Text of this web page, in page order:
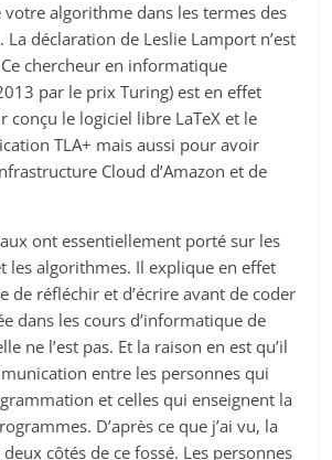
votre algorithme dans les termes des
La déclaration de Leslie Lamport n’est
chercheur en informatique
par le prix Turing) est en effet
conçu le logiciel libre LaTeX et le
TLA+ mais aussi pour avoir
Cloud d’Amazon et de
ont essentiellement porté sur les
les algorithmes. Il explique en effet
de réfléchir et d’écrire avant de coder
dans les cours d’informatique de
ne l’est pas. Et la raison en est qu’il
entre les personnes qui
et celles qui enseignent la
D’après ce que j’ai vu, la
côtés de ce fossé. Les personnes